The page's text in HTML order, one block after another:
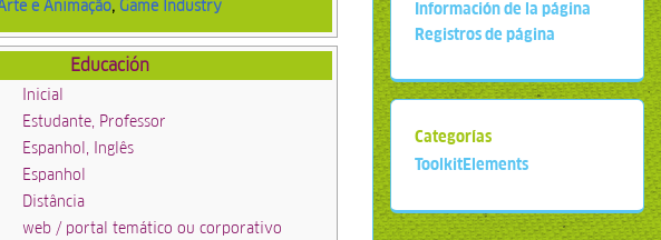
e Animação, Game Industry
Educación
Inicial
Estudante, Professor
Espanhol, Inglês
Espanhol
Distância
web / portal temático ou corporativo
Información de la página
Registros de página
Categorías
ToolkitElements